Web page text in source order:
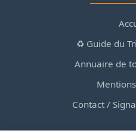
♻️ Guide du
Annuaire de
Contact /